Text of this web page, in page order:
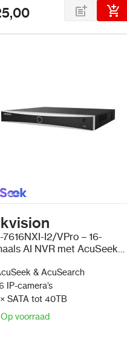
7616NXI-I2/VPro – 16-
AI NVR met AcuSeek
& AcuSearch
IP-camera’s
SATA tot 40TB
Op voorraad